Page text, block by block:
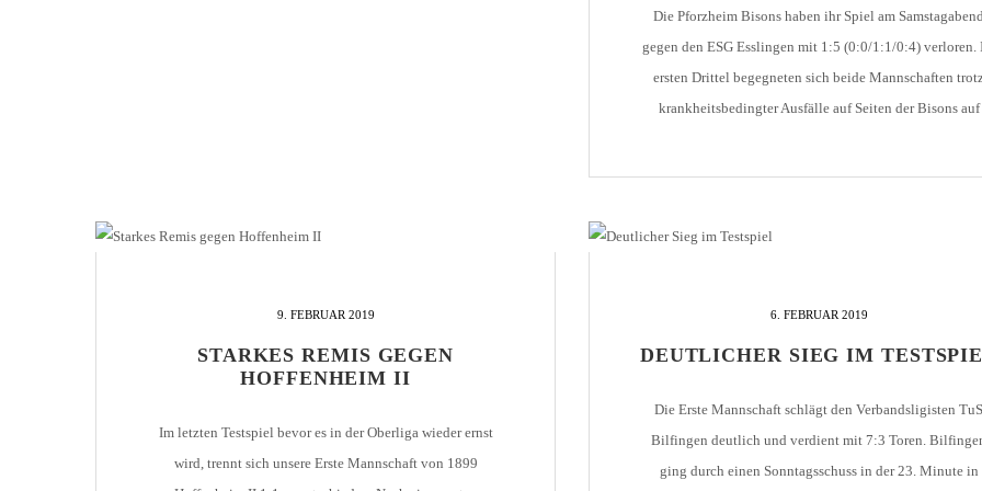
Die Pforzheim Bisons haben ihr Spiel am
gegen den ESG Esslingen mit 1:5 (0:0/1:1/0:4) verloren.
ersten Drittel begegneten sich beide Mannschaften
krankheitsbedingter Ausfälle auf Seiten der Bisons auf
9. FEBRUAR 2019
STARKES REMIS GEGEN
HOFFENHEIM II
Im letzten Testspiel bevor es in der Oberliga wieder ernst
wird, trennt sich unsere Erste Mannschaft von 1899
6. FEBRUAR 2019
DEUTLICHER SIEG IM
Die Erste Mannschaft schlägt den Verbandsligisten TuS
Bilfingen deutlich und verdient mit 7:3 Toren.
ging durch einen Sonntagsschuss in der 23. Minute in